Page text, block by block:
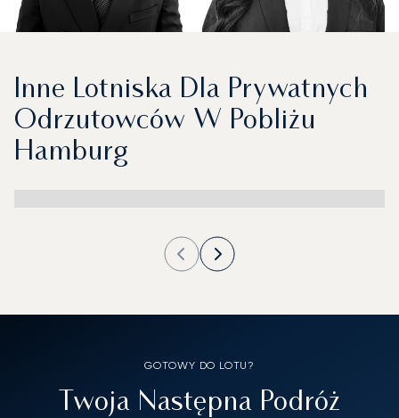
Inne Lotniska Dla Prywatnych
Odrzutowców W Pobliżu
Hamburg
GOTOWY DO LOTU?
Twoja Następna Podróż